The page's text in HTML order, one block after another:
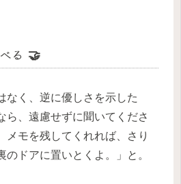
る 🤝
なく、逆に優しさを示した
ら、遠慮せずに聞いてくださ
メモを残してくれれば、さり
のドアに置いとくよ。」と。